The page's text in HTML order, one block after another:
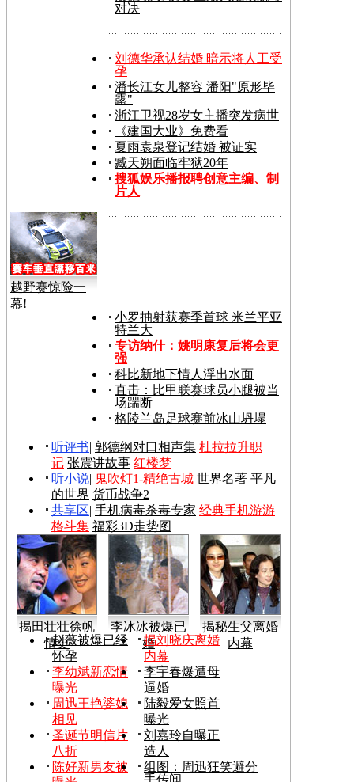
对决
刘德华承认结婚 暗示将人工受
孕
潘长江女儿整容 潘阳"原形毕
露"
浙江卫视28岁女主播突发病世
《建国大业》免费看
夏雨袁泉登记结婚 被证实
臧天朔面临牢狱20年
搜狐娱乐播报聘创意主编、制
片人
越野赛惊险一
幕!
小罗抽射获赛季首球 米兰平亚
特兰大
专访纳什：姚明康复后将会更
强
科比新地下情人浮出水面
直击：比甲联赛球员小腿被当
场踹断
格陵兰岛足球赛前冰山坍塌
听评书| 郭德纲对口相声集 杜拉拉升职
记 张震讲故事 红楼梦
听小说| 鬼吹灯1-精绝古城 世界名著 平凡
的世界 货币战争2
共享区| 手机病毒杀毒专家 经典手机游游
格斗集 福彩3D走势图
揭田壮壮徐帆
情史
李冰冰被爆已
婚
揭秘生父离婚
内幕
赵薇被爆已经
怀孕
揭刘晓庆离婚
内幕
李幼斌新恋情
曝光
李宇春爆遭母
逼婚
周迅王艳婆媳
相见
陆毅爱女照首
曝光
圣诞节明信片
八折
刘嘉玲自曝正
造人
陈好新男友被
组图：周迅狂笑避分